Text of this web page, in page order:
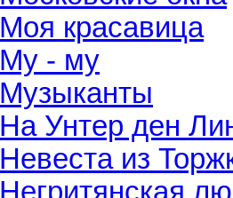
Моя красавица
Му - му
Музыканты
На Унтер ден
Невеста из